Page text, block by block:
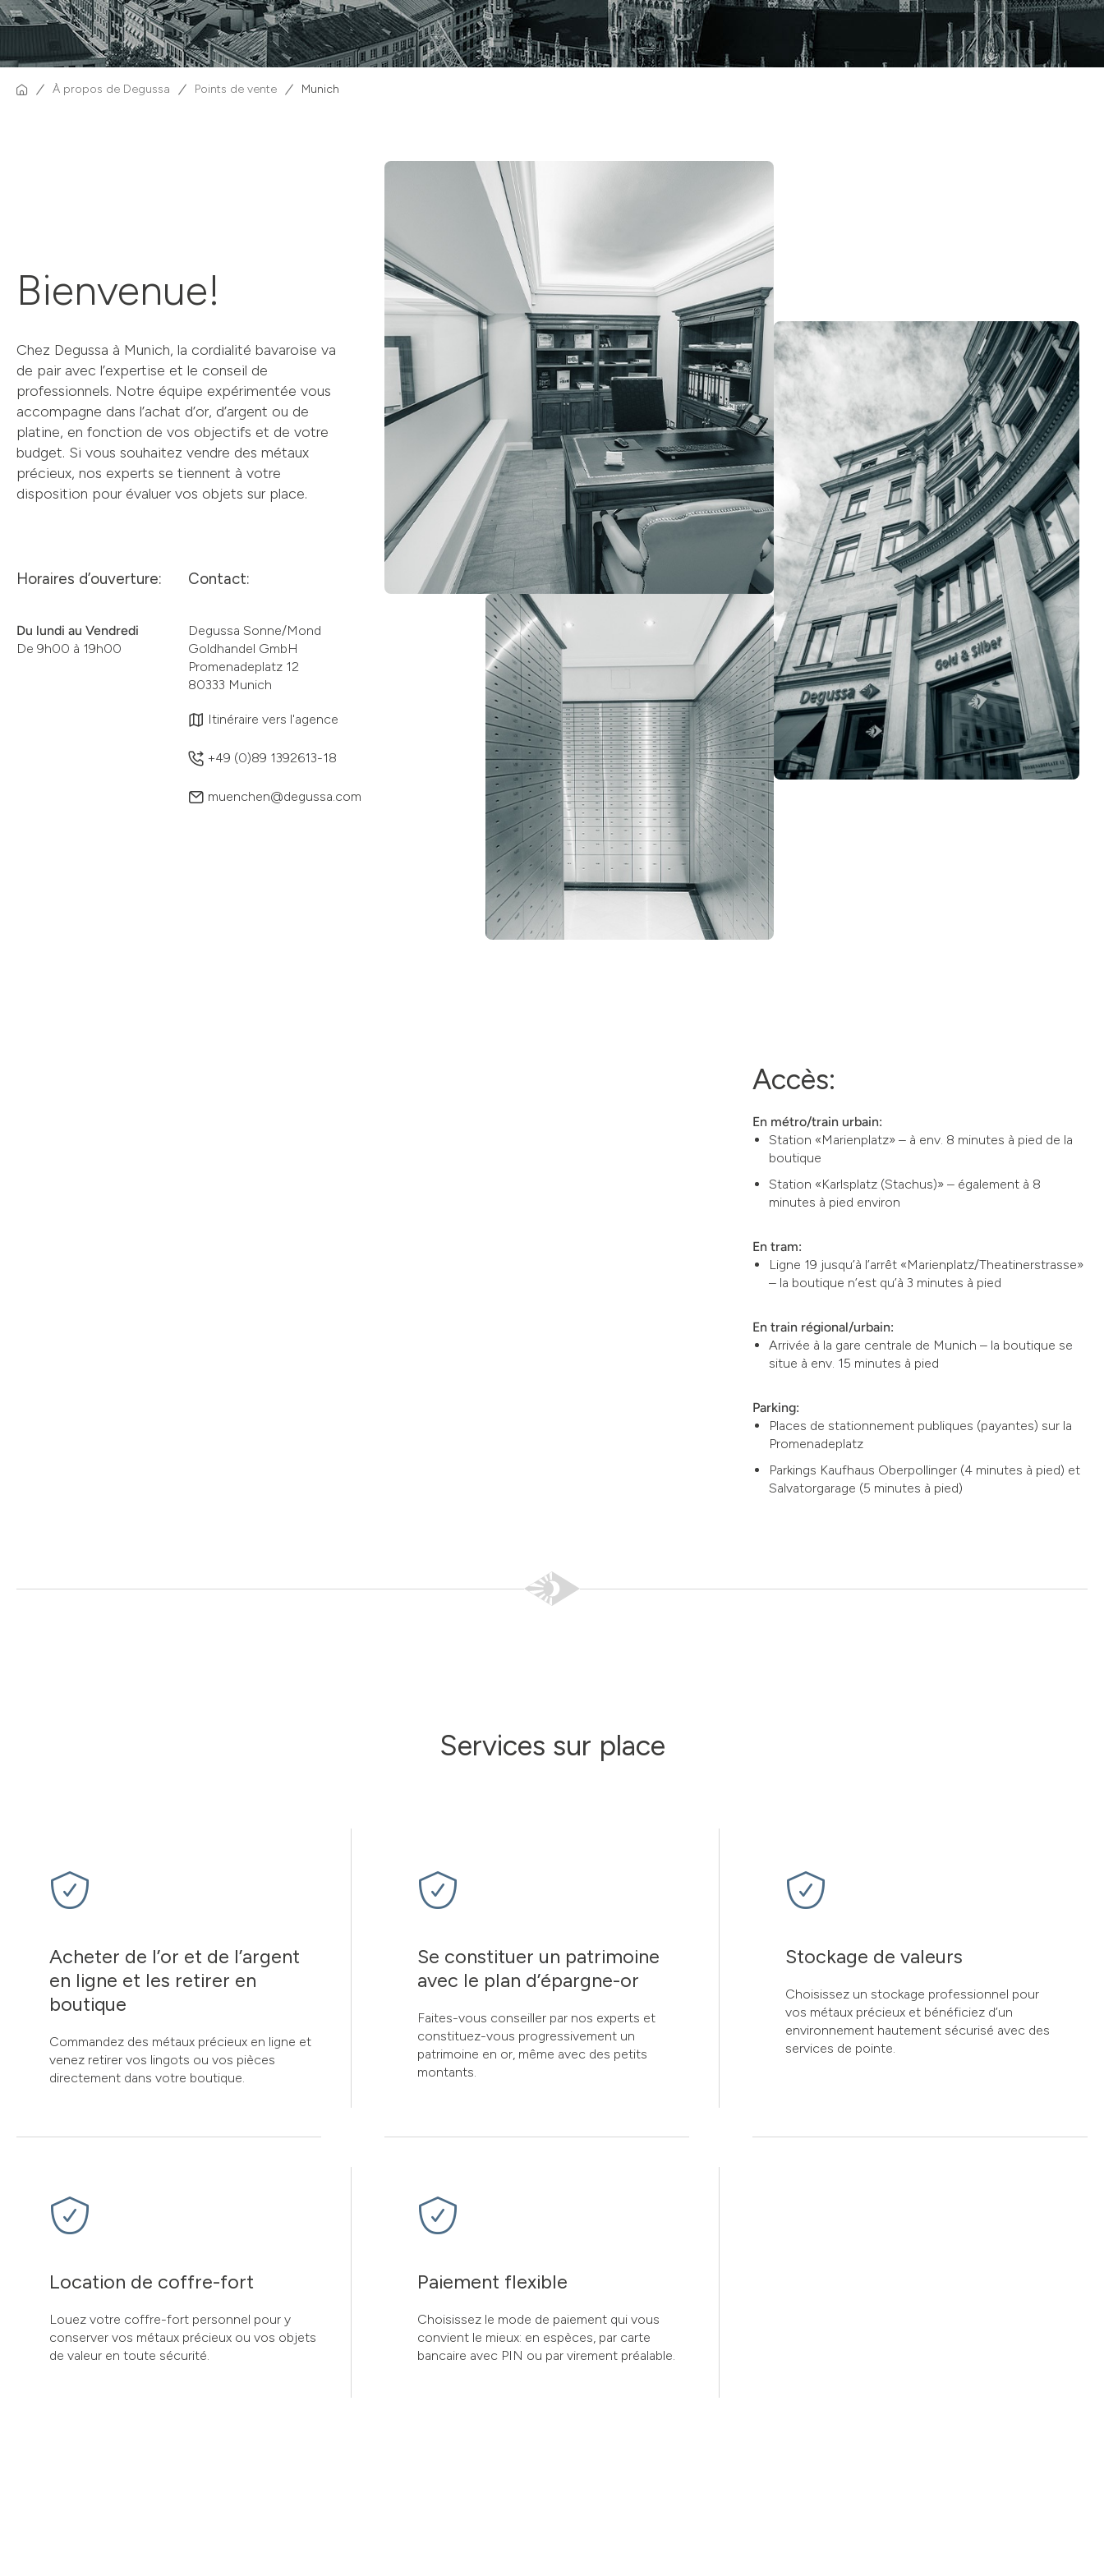
À propos de Degussa Points de vente Munich
Bienvenue!
Chez Degussa à Munich, la cordialité bavaroise va
de pair avec l’expertise et le conseil de
professionnels. Notre équipe expérimentée vous
accompagne dans l’achat d’or, d’argent ou de
platine, en fonction de vos objectifs et de votre
budget. Si vous souhaitez vendre des métaux
précieux, nos experts se tiennent à votre
disposition pour évaluer vos objets sur place.
Horaires d’ouverture:
Du lundi au Vendredi
De 9h00 à 19h00
Contact:
Degussa Sonne/Mond
Goldhandel GmbH
Promenadeplatz 12
80333 Munich
Itinéraire vers l'agence
+49 (0)89 1392613-18
muenchen@degussa.com
Accès:
En métro/train urbain:
Station «Marienplatz» – à env. 8 minutes à pied de la
boutique
Station «Karlsplatz (Stachus)» – également à 8
minutes à pied environ
En tram:
Ligne 19 jusqu’à l’arrêt «Marienplatz/Theatinerstrasse»
– la boutique n’est qu’à 3 minutes à pied
En train régional/urbain:
Arrivée à la gare centrale de Munich – la boutique se
situe à env. 15 minutes à pied
Parking:
Places de stationnement publiques (payantes) sur la
Promenadeplatz
Parkings Kaufhaus Oberpollinger (4 minutes à pied) et
Salvatorgarage (5 minutes à pied)
Services sur place
Acheter de l’or et de l’argent
en ligne et les retirer en
boutique
Commandez des métaux précieux en ligne et
venez retirer vos lingots ou vos pièces
directement dans votre boutique.
Se constituer un patrimoine
avec le plan d’épargne-or
Faites-vous conseiller par nos experts et
constituez-vous progressivement un
patrimoine en or, même avec des petits
montants.
Stockage de valeurs
Choisissez un stockage professionnel pour
vos métaux précieux et bénéficiez d’un
environnement hautement sécurisé avec des
services de pointe.
Location de coffre-fort
Louez votre coffre-fort personnel pour y
conserver vos métaux précieux ou vos objets
de valeur en toute sécurité.
Paiement flexible
Choisissez le mode de paiement qui vous
convient le mieux: en espèces, par carte
bancaire avec PIN ou par virement préalable.